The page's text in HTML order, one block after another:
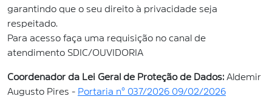
garantindo que o seu direito à privacidade seja
respeitado.
Para acesso faça uma requisição no canal de
atendimento SDIC/OUVIDORIA
Coordenador da Lei Geral de Proteção de Dados: Aldemir
Augusto Pires - Portaria n° 037/2026 09/02/2026